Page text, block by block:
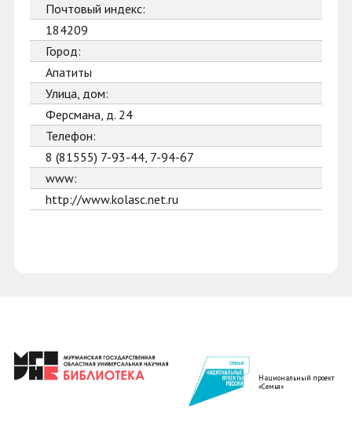
Почтовый индекс:
184209
Город:
Апатиты
Улица, дом:
Ферсмана, д. 24
Телефон:
8 (81555) 7-93-44, 7-94-67
www:
http://www.kolasc.net.ru
Национальный проект
«Семья»